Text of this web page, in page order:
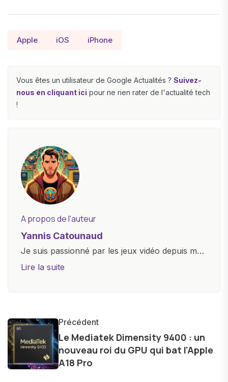
Apple iOS iPhone
Vous êtes un utilisateur de Google Actualités ? Suivez-
nous en cliquant ici pour ne rien rater de l'actualité tech
!
A propos de l'auteur
Yannis Catounaud
Je suis passionné par les jeux vidéo depuis mon
plus jeune âge. Mon amour pour l'univers
et bien d'autres gadgets technologiques. Armé
d'une curiosité insatiable, j'aime dévoiler les
dernières tendances et innovations, partageant
avec enthousiasme mes découvertes avec la
Lire la suite
Précédent
Le Mediatek Dimensity 9400 : un
nouveau roi du GPU qui bat l'Apple
A18 Pro